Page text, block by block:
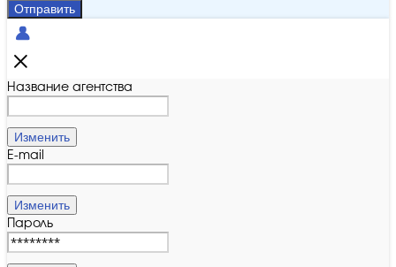
Отправить
Название агентства
Изменить
E-mail
Изменить
Пароль